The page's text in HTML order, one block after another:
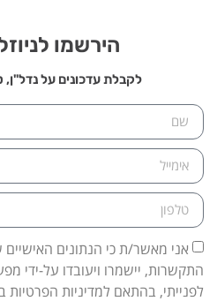
הירשמו
לקבלת עדכונים על נדל"ן,
אני מאשר/ת כי הנתונים
התקשרות, יישמרו ויעובדו על-ידי
לפנייתי, בהתאם למדיניות הפרטיות